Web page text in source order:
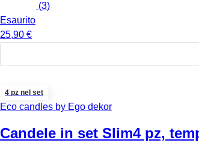
(3)
Esaurito
25,90 €
4 pz nel set
Eco candles by Ego dekor
Candele in set Slim4 pz,